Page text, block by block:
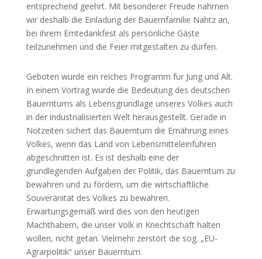
entsprechend geehrt. Mit besonderer Freude nahmen
wir deshalb die Einladung der Bauernfamilie Nahtz an,
bei ihrem Erntedankfest als persönliche Gäste
teilzunehmen und die Feier mitgestalten zu dürfen.
Geboten wurde ein reiches Programm für Jung und Alt.
In einem Vortrag wurde die Bedeutung des deutschen
Bauerntums als Lebensgrundlage unseres Volkes auch
in der industrialisierten Welt herausgestellt. Gerade in
Notzeiten sichert das Bauerntum die Ernährung eines
Volkes, wenn das Land von Lebensmitteleinfuhren
abgeschnitten ist. Es ist deshalb eine der
grundlegenden Aufgaben der Politik, das Bauerntum zu
bewahren und zu fördern, um die wirtschaftliche
Souveränität des Volkes zu bewahren.
Erwartungsgemäß wird dies von den heutigen
Machthabern, die unser Volk in Knechtschaft halten
wollen, nicht getan. Vielmehr zerstört die sog. „EU-
Agrarpolitik“ unser Bauerntum.